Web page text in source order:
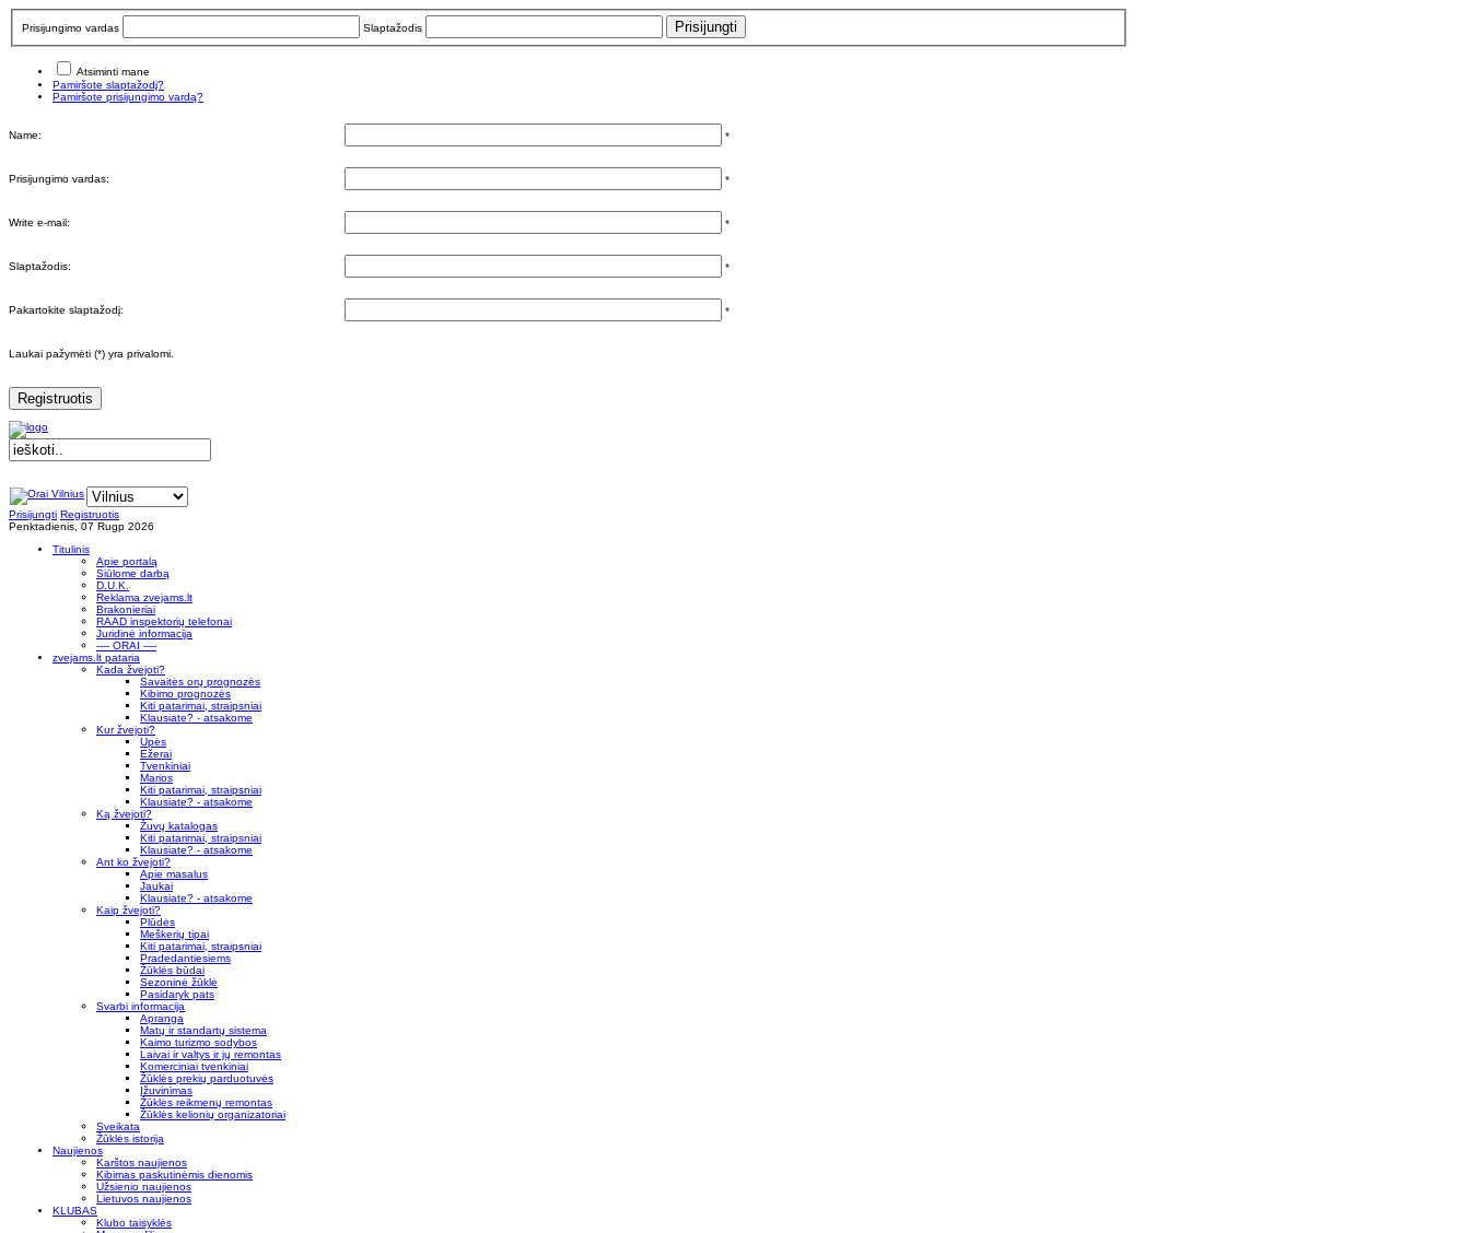
Prisijungimo vardas Slaptažodis
Atsiminti mane
Pamiršote slaptažodį?
Pamiršote prisijungimo vardą?
Name: *
Prisijungimo vardas: *
Write e-mail: *
Slaptažodis: *
Pakartokite slaptažodį: *
Laukai pažymėti (*) yra privalomi.
Registruotis
Prisijungti Registruotis
Penktadienis, 07 Rugp 2026
Titulinis
Apie portalą
Siūlome darbą
D.U.K.
Reklama zvejams.lt
Brakonieriai
RAAD inspektorių telefonai
Juridinė informacija
---- ORAI ----
zvejams.lt pataria
Kada žvejoti?
Savaitės orų prognozės
Kibimo prognozės
Kiti patarimai, straipsniai
Klausiate? - atsakome
Kur žvejoti?
Upės
Ežerai
Tvenkiniai
Marios
Kiti patarimai, straipsniai
Klausiate? - atsakome
Ką žvejoti?
Žuvų katalogas
Kiti patarimai, straipsniai
Klausiate? - atsakome
Ant ko žvejoti?
Apie masalus
Jaukai
Klausiate? - atsakome
Kaip žvejoti?
Plūdės
Meškerių tipai
Kiti patarimai, straipsniai
Pradedantiesiems
Žūklės būdai
Sezoninė žūklė
Pasidaryk pats
Svarbi informacija
Apranga
Matų ir standartų sistema
Kaimo turizmo sodybos
Laivai ir valtys ir jų remontas
Komerciniai tvenkiniai
Žūklės prekių parduotuvės
Įžuvinimas
Žūklės reikmenų remontas
Žūklės kelionių organizatoriai
Sveikata
Žūklės istorija
Naujienos
Karštos naujienos
Kibimas paskutinėmis dienomis
Užsienio naujienos
Lietuvos naujienos
KLUBAS
Klubo taisyklės